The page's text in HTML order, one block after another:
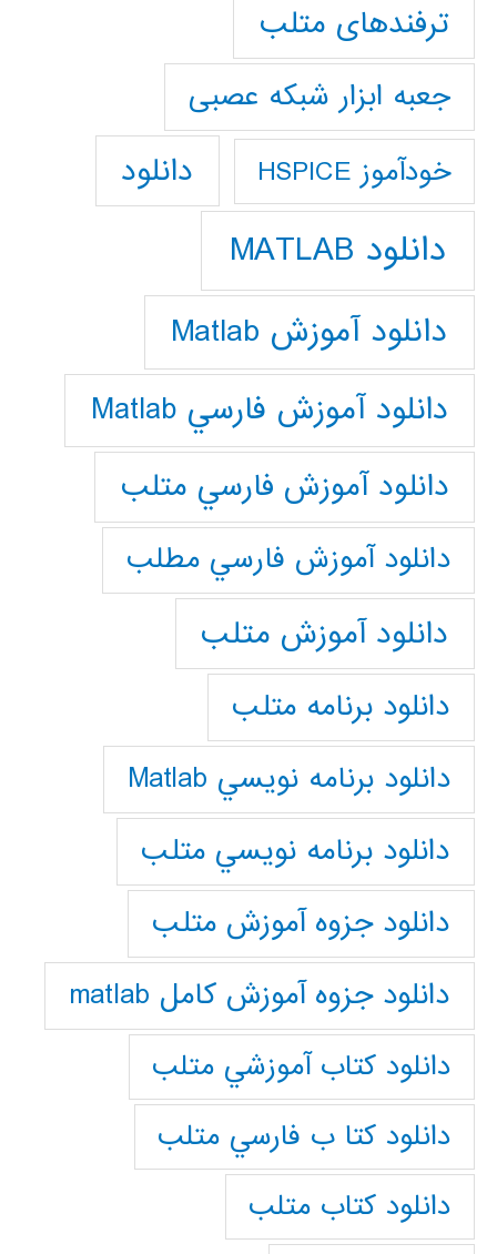
ترفندهای متلب
جعبه ابزار شبکه عصبی
خودآموز HSPICE دانلود
دانلود MATLAB
دانلود آموزش Matlab
دانلود آموزش فارسي Matlab
دانلود آموزش فارسي متلب
دانلود آموزش فارسي مطلب
دانلود آموزش متلب
دانلود برنامه متلب
دانلود برنامه نويسي Matlab
دانلود برنامه نويسي متلب
دانلود جزوه آموزش متلب
دانلود جزوه آموزش کامل matlab
دانلود كتاب آموزشي متلب
دانلود كتا ب فارسي متلب
دانلود كتاب متلب